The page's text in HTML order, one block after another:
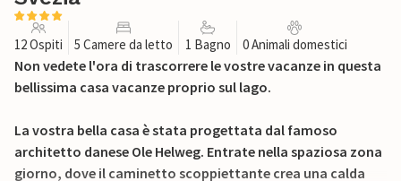
12 Ospiti 5 Camere da letto 1 Bagno 0 Animali domestici
Non vedete l'ora di trascorrere le vostre vacanze in questa
bellissima casa vacanze proprio sul lago.
La vostra bella casa è stata progettata dal famoso
architetto danese Ole Helweg. Entrate nella spaziosa zona
giorno, dove il caminetto scoppiettante crea una calda